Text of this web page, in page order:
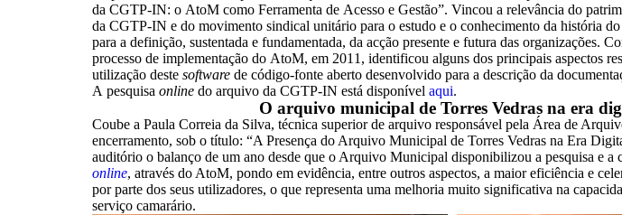
da CGTP-IN: o AtoM como Ferramenta de Acesso e Gestão”. Vincou a relevância do
da CGTP-IN e do movimento sindical unitário para o estudo e o conhecimento da história
para a definição, sustentada e fundamentada, da acção presente e futura das organizações.
processo de implementação do AtoM, em 2011, identificou alguns dos principais aspectos
utilização deste software de código-fonte aberto desenvolvido para a descrição da
A pesquisa online do arquivo da CGTP-IN está disponível aqui.
O arquivo municipal de Torres Vedras na era
Coube a Paula Correia da Silva, técnica superior de arquivo responsável pela Área de
encerramento, sob o título: “A Presença do Arquivo Municipal de Torres Vedras na Era
auditório o balanço de um ano desde que o Arquivo Municipal disponibilizou a pesquisa e a
online, através do AtoM, pondo em evidência, entre outros aspectos, a maior eficiência e
por parte dos seus utilizadores, o que representa uma melhoria muito significativa na
serviço camarário.